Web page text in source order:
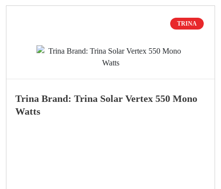
TRINA
Trina Brand: Trina Solar Vertex 550 Mono
Watts